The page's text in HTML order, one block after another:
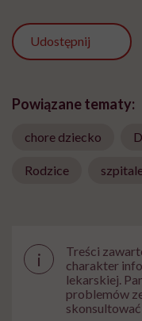
Udostępnij
Powiązane tematy:
chore dziecko
Rodzice
i
Treści
charakter
lekarskiej.
problemów
skonsultować